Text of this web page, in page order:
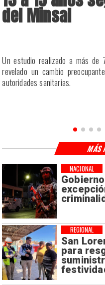
del Minsal
Un estudio realizado a más
revelado un cambio
autoridades sanitarias.
NACIONAL
San
para
REGIONAL
MÁS